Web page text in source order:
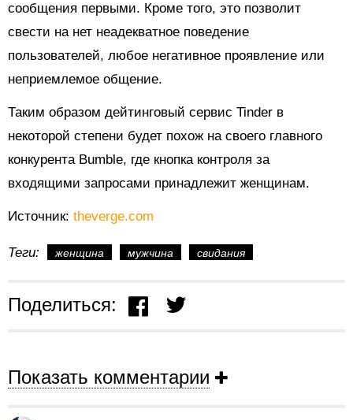
сообщения первыми. Кроме того, это позволит
свести на нет неадекватное поведение
пользователей, любое негативное проявление или
неприемлемое общение.
Таким образом дейтинговый сервис Tinder в
некоторой степени будет похож на своего главного
конкурента Bumble, где кнопка контроля за
входящими запросами принадлежит женщинам.
Источник: theverge.com
Теги: женщина мужчина свидания
Поделиться:
Показать комментарии